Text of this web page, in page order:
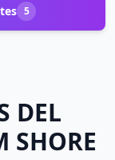
5
DEL
SHORE